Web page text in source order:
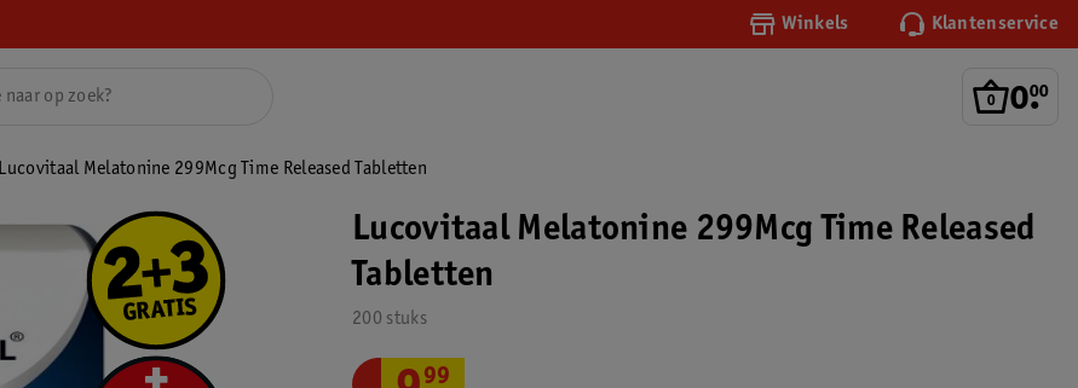
Winkels Klantenservice
0.
00
Lucovitaal Melatonine 299Mcg Time Released Tabletten
Lucovitaal Melatonine 299Mcg Time Released
Tabletten
200 stuks
99